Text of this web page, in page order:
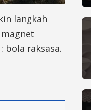
langkah
bola raksasa.